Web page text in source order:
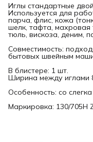
Иглы стандартные
Используется для
парча, флис, кожа
шелк, тафта, махровая
тюль, вискоза, деним,
Совместимость:
бытовых швейным
В блистере: 1 шт.
Ширина между иглами
Особенность: со
Маркировка: 130/705H